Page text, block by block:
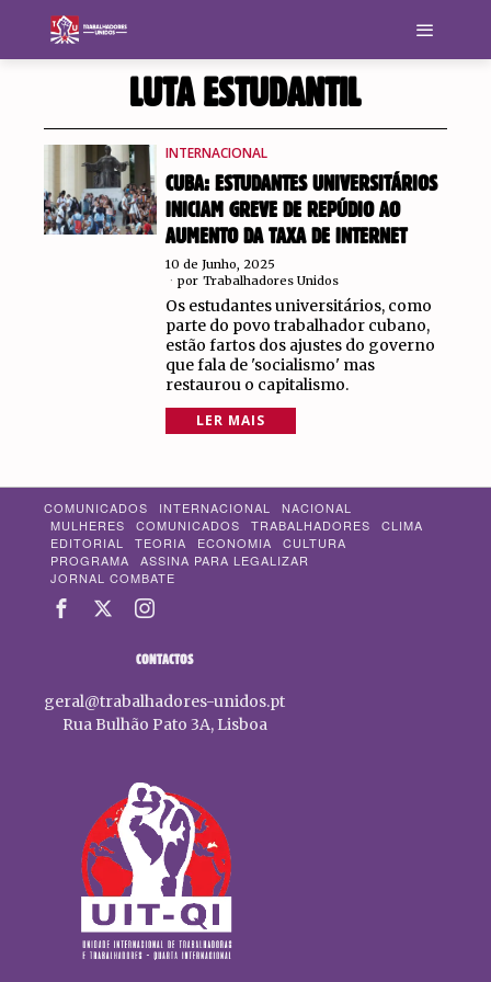
LUTA ESTUDANTIL
INTERNACIONAL
CUBA: ESTUDANTES UNIVERSITÁRIOS
INICIAM GREVE DE REPÚDIO AO
AUMENTO DA TAXA DE INTERNET
10 de Junho, 2025
por Trabalhadores Unidos
Os estudantes universitários, como
parte do povo trabalhador cubano,
estão fartos dos ajustes do governo
que fala de 'socialismo' mas
restaurou o capitalismo.
LER MAIS
COMUNICADOS INTERNACIONAL
NACIONAL
MULHERES
COMUNICADOS TRABALHADORES
CLIMA
EDITORIAL
TEORIA ECONOMIA
CULTURA
PROGRAMA
ASSINA PARA LEGALIZAR
JORNAL COMBATE
CONTACTOS
geral@trabalhadores-unidos.pt
Rua Bulhão Pato 3A, Lisboa